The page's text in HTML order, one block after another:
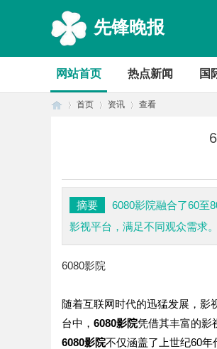
先锋晚报
网站首页 热点新闻 国
首页 资讯 查看
摘要
6080影院融合了60至
影视平台，满足不同观众需求。
6080影院
随着互联网时代的迅猛发展，影
台中， 6080影院凭借其丰富的影
6080影院不仅涵盖了上世纪60